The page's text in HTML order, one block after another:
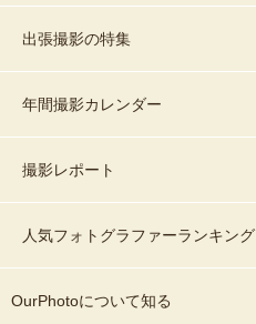
出張撮影の特集
年間撮影カレンダー
撮影レポート
人気フォトグラファーランキング
OurPhotoについて知る